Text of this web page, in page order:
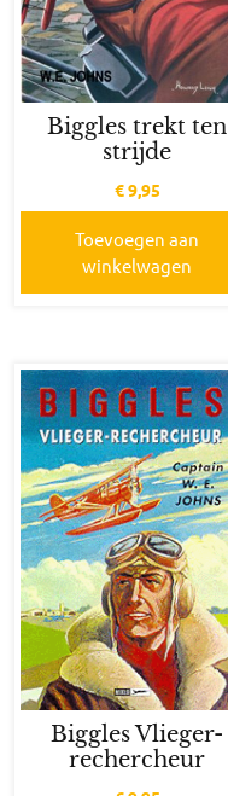
Biggles trekt ten
strijde
€9,95
Toevoegen aan
winkelwagen
Biggles Vlieger-
rechercheur